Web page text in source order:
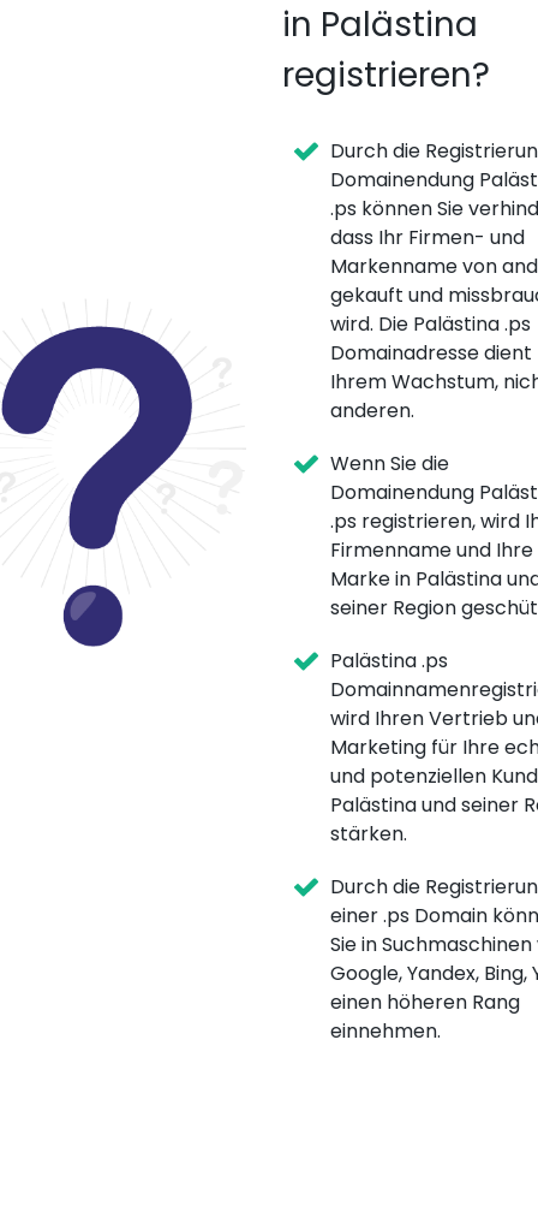
in Palästina
registrieren?
Durch die
Domainendung
.ps können Sie
dass Ihr Firmen- und
Markenname von
gekauft und
wird. Die Palästina .ps
Domainadresse dient
Ihrem Wachstum,
anderen.
Wenn Sie die
Domainendung
.ps registrieren, wird
Firmenname und Ihre
Marke in Palästina
seiner Region
Palästina .ps
wird Ihren Vertrieb
Marketing für Ihre
und potenziellen
Palästina und seiner
stärken.
Durch die
einer .ps Domain
Sie in Suchmaschinen
Google, Yandex, Bing,
einen höheren Rang
einnehmen.